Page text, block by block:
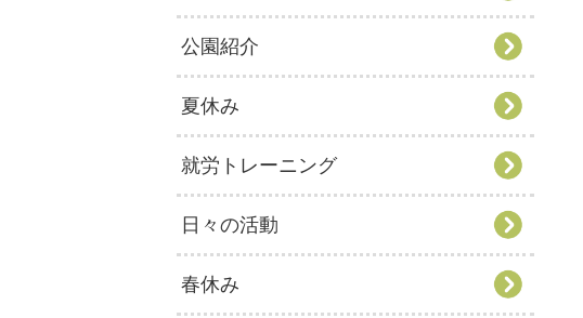
公園紹介
夏休み
就労トレーニング
日々の活動
春休み